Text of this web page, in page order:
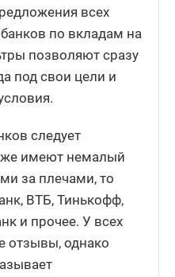
всех
по вкладам на
позволяют сразу
под свои цели и
следует
имеют немалый
за плечами, то
ВТБ, Тинькофф,
и прочее. У всех
отзывы, однако